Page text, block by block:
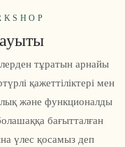
тұратын арнайы
қажеттіліктері мен
және функционалды
бағытталған
үлес қосамыз деп